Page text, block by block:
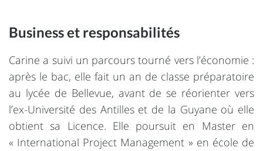
Business et responsabilités
Carine a suivi un parcours tourné vers l’économie :
après le bac, elle fait un an de classe préparatoire
au lycée de Bellevue, avant de se réorienter vers
l’ex-Université des Antilles et de la Guyane où elle
obtient sa Licence. Elle poursuit en Master en
« International Project Management » en école de